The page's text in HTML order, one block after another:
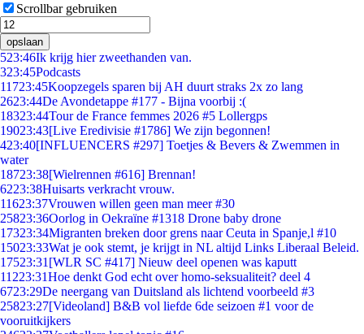
Scrollbar gebruiken
opslaan
523:46Ik krijg hier zweethanden van.
323:45Podcasts
11723:45Koopzegels sparen bij AH duurt straks 2x zo lang
2623:44De Avondetappe #177 - Bijna voorbij :(
18323:44Tour de France femmes 2026 #5 Lollergps
19023:43[Live Eredivisie #1786] We zijn begonnen!
423:40[INFLUENCERS #297] Toetjes & Bevers & Zwemmen in
water
18723:38[Wielrennen #616] Brennan!
6223:38Huisarts verkracht vrouw.
11623:37Vrouwen willen geen man meer #30
25823:36Oorlog in Oekraïne #1318 Drone baby drone
17323:34Migranten breken door grens naar Ceuta in Spanje,l #10
15023:33Wat je ook stemt, je krijgt in NL altijd Links Liberaal Beleid.
17523:31 [WLR SC #417] Nieuw deel openen was kaputt
11223:31Hoe denkt God echt over homo-seksualiteit? deel 4
6723:29De neergang van Duitsland als lichtend voorbeeld #3
25823:27[Videoland] B&B vol liefde 6de seizoen #1 voor de
vooruitkijkers